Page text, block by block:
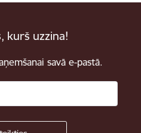
kurš uzzina!
savā e-pastā.